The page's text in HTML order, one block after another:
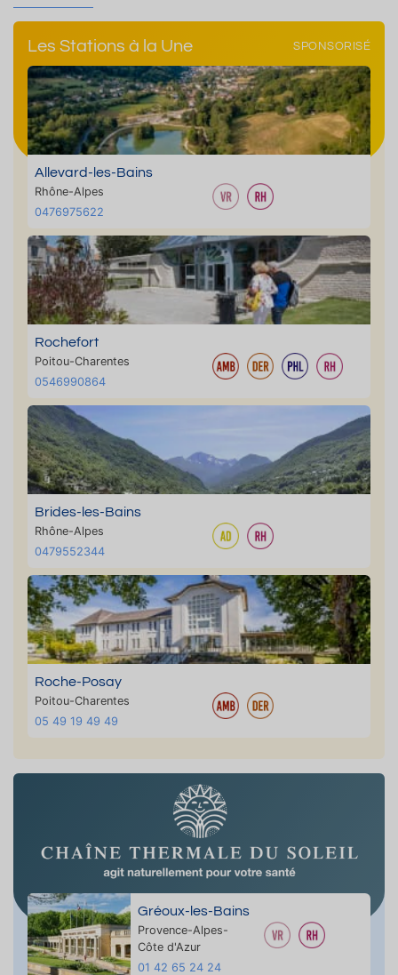
Les Stations à la Une SPONSORISÉ
Allevard-les-Bains
Rhône-Alpes
0476975622
Rochefort
Poitou-Charentes
0546990864
Brides-les-Bains
Rhône-Alpes
0479552344
Roche-Posay
Poitou-Charentes
05 49 19 49 49
Gréoux-les-Bains
Provence-Alpes-
Côte d'Azur
01 42 65 24 24